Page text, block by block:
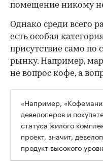
помещение никому
Однако среди всего
есть особая
присутствие само по
рынку. Например,
не вопрос кофе, а
«Например,
девелоперов и
статуса жилого
проект, значит,
продукт высокого